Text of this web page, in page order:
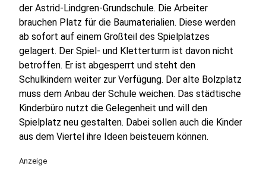
der Astrid-Lindgren-Grundschule. Die Arbeiter
brauchen Platz für die Baumaterialien. Diese werden
ab sofort auf einem Großteil des Spielplatzes
gelagert. Der Spiel- und Kletterturm ist davon nicht
betroffen. Er ist abgesperrt und steht den
Schulkindern weiter zur Verfügung. Der alte Bolzplatz
muss dem Anbau der Schule weichen. Das städtische
Kinderbüro nutzt die Gelegenheit und will den
Spielplatz neu gestalten. Dabei sollen auch die Kinder
aus dem Viertel ihre Ideen beisteuern können.
Anzeige